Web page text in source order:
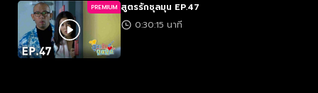
PREMIUM สูตรรักชุลมุน EP.47
0:30:15 นาที